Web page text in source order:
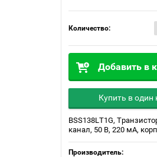
Количество:
Добавить в
Купить в один
BSS138LT1G,
канал, 50 В, 220 мА,
Производитель: